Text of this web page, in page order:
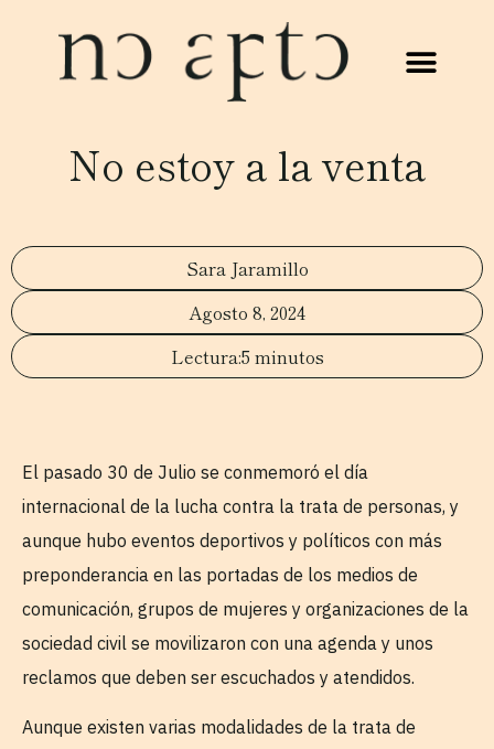
No estoy a la venta
Sara Jaramillo
Agosto 8, 2024
5 minutos
El pasado 30 de Julio se conmemoró el día
internacional de la lucha contra la trata de personas, y
aunque hubo eventos deportivos y políticos con más
preponderancia en las portadas de los medios de
comunicación, grupos de mujeres y organizaciones de la
sociedad civil se movilizaron con una agenda y unos
reclamos que deben ser escuchados y atendidos.
Aunque existen varias modalidades de la trata de